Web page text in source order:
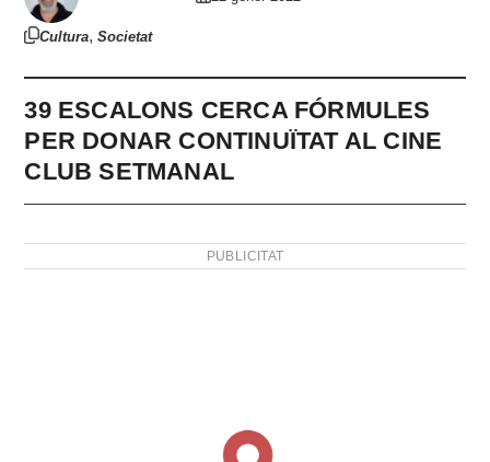
Cultura,Societat
39 ESCALONS CERCA FÓRMULES
PER DONAR CONTINUÏTAT AL CINE
CLUB SETMANAL
PUBLICITAT